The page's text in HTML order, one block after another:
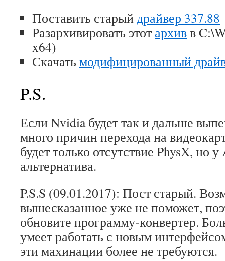
Поставить старыйдрайвер 337.88
Разархивировать этот архивв
x64)
Скачать модифицированный
P.S.
Если Nvidia будет так и дальше
много причин перехода на
будет только отсутствие PhysX, но
альтернатива.
P.S.S (09.01.2017): Пост старый.
вышесказанное уже не поможет,
обновите программу-конвертер.
умеет работать с новым
эти махинации более не требуются.